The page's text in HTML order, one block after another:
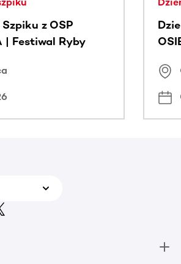
z OSP
| Festiwal Ryby